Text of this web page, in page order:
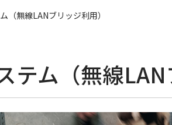
（無線LANブリッジ利用）
テム（無線LAN